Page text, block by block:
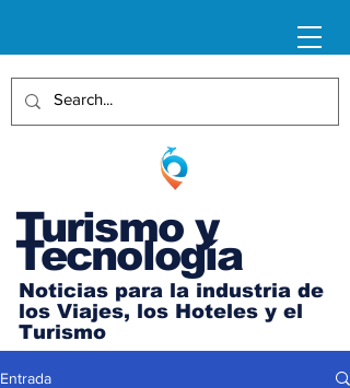
Turismo y
Tecnología
Noticias para la industria de
los Viajes, los Hoteles y el
Turismo
Entrada